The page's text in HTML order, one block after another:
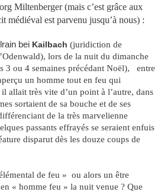
Miltenberger (mais c’est grâce aux
médiéval est parvenu jusqu’à nous) :
bei Kailbach (juridiction de
lors de la nuit du dimanche
3 ou 4 semaines précédant Noël),
entre
un homme tout en feu qui
il allait très vite d’un point à l’autre, dans
sortaient de sa bouche et de ses
de la très marvelienne
passants effrayés se seraient enfuis
disparut dès les douze coups de
de feu » ou alors un être
« homme feu » la nuit venue ? Que